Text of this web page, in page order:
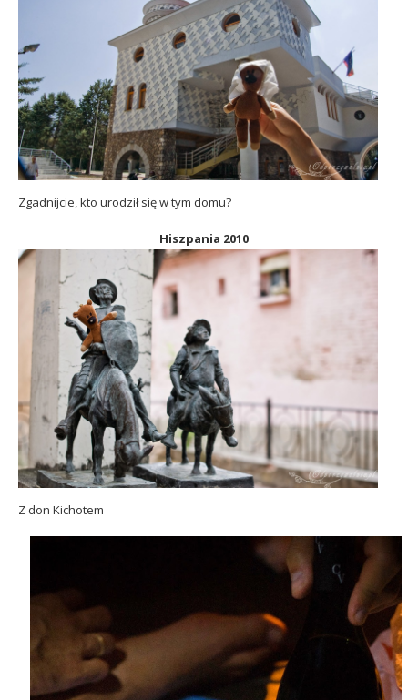
Zgadnijcie, kto urodził się w tym domu?
Hiszpania 2010
Z don Kichotem